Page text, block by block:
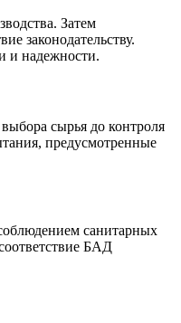
Затем
законодательству.
и надежности.
сырья до контроля
предусмотренные
санитарных
БАД